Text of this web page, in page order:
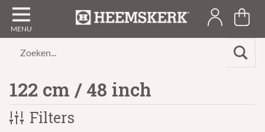
Zoeken...
122 cm / 48 inch
Filters